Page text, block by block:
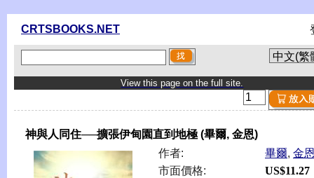
CRTSBOOKS.NET
View this page on the full site.
神與人同住──擴張伊甸園直到地極 (畢爾, 金恩)
作者:
畢爾, 金
市面價格:
US$11.27